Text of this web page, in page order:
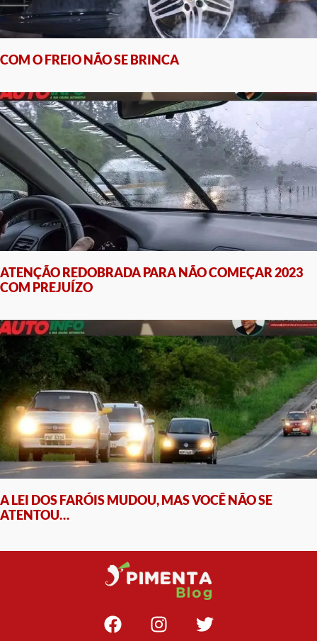
COM O FREIO NÃO SE BRINCA
ATENÇÃO REDOBRADA PARA NÃO COMEÇAR 2023
COM PREJUÍZO
A LEI DOS FARÓIS MUDOU, MAS VOCÊ NÃO SE
ATENTOU…